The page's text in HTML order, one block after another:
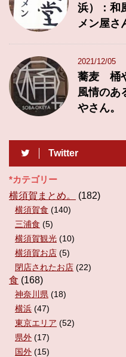
浜）：和
メン屋さ
2021/12/05
蕎麦 桶
風情のあ
やさん。
Twitter
*カテゴリー
横須賀まとめ。
(182)
横須賀食 (140)
三浦食 (5)
横須賀観光 (10)
横須賀お店 (5)
閉店されたお店 (22)
食 (168)
神奈川県 (18)
横浜 (47)
東京エリア (52)
県外 (17)
国外 (15)